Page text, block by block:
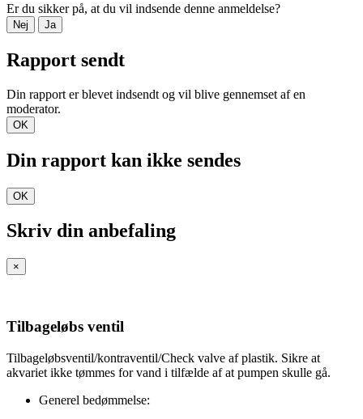
Er du sikker på, at du vil indsende denne anmeldelse?
Nej Ja
Rapport sendt
Din rapport er blevet indsendt og vil blive gennemset af en
moderator.
OK
Din rapport kan ikke sendes
OK
Skriv din anbefaling
×
Tilbageløbs ventil
Tilbageløbsventil/kontraventil/Check valve af plastik. Sikre at
akvariet ikke tømmes for vand i tilfælde af at pumpen skulle gå.
Generel bedømmelse: